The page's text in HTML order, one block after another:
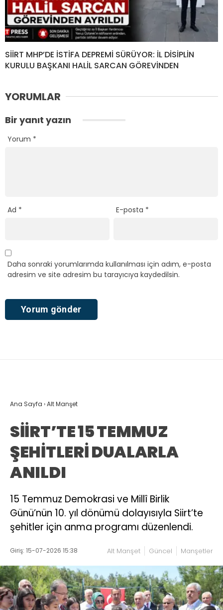
SİİRT MHP’DE İSTİFA DEPREMİ SÜRÜYOR: İL DİSİPLİN
KURULU BAŞKANI HALİL SARCAN GÖREVİNDEN
YORUMLAR
Bir yanıt yazın
Yorum *
Ad * E-posta *
Daha sonraki yorumlarımda kullanılması için adım, e-posta
adresim ve site adresim bu tarayıcıya kaydedilsin.
Ana Sayfa ›Alt Manşet
SİİRT’TE 15 TEMMUZ
ŞEHİTLERİ DUALARLA
ANILDI
15 Temmuz Demokrasi ve Millî Birlik
Günü’nün 10. yıl dönümü dolayısıyla Siirt’te
şehitler için anma programı düzenlendi.
Giriş: 15-07-2026 15:38 Alt Manşet Güncel Manşetler